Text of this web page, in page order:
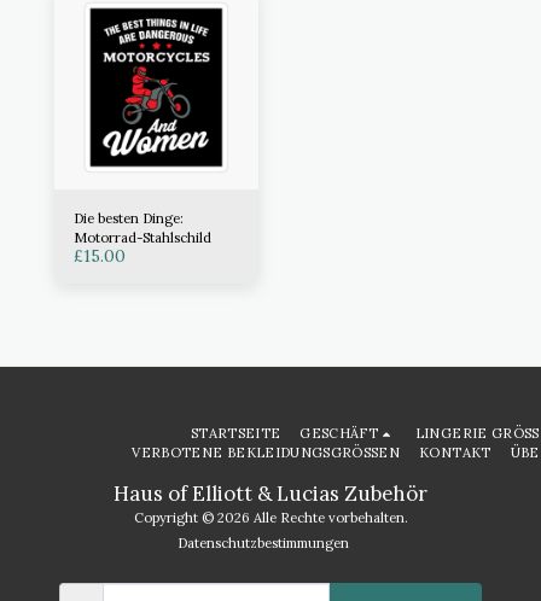
Die besten Dinge:
Motorrad-Stahlschild
£15.00
Haus of Elliott & Lucias Zubehör
Copyright © 2026 Alle Rechte vorbehalten.
Datenschutzbestimmungen
STARTSEITE GESCHÄFT
LINGERIE
VERBOTENE BEKLEIDUNGSGRÖSSEN
KONTAKT